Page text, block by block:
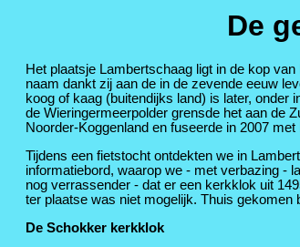
De
Het plaatsje Lambertschaag ligt in de kop
naam dankt zij aan de in de zevende eeuw
koog of kaag (buitendijks land) is later, onder
de Wieringermeerpolder grensde het aan de
Noorder-Koggenland en fuseerde in 2007
Tijdens een fietstocht ontdekten we in
informatiebord, waarop we - met verbazing -
nog verrassender - dat er een kerkklok uit
ter plaatse was niet mogelijk. Thuis gekomen
De Schokker kerkklok